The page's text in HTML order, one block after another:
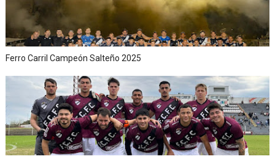
Ferro Carril Campeón Salteño 2025